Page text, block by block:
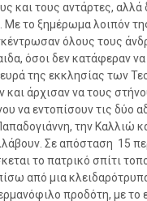
και τους αντάρτες, αλλά
Με το ξημέρωμα λοιπόν
όλους τους
όσοι δεν κατάφεραν
της εκκλησίας των
άρχισαν να τους
να εντοπίσουν τις δύο
την Καλλιώ
Σε απόσταση 15
το πατρικό σπίτι
από μια
προδότη, με το